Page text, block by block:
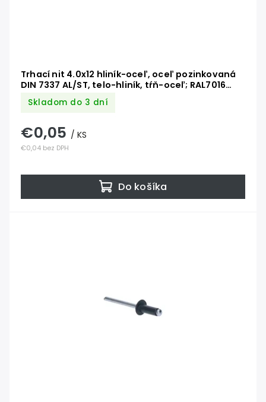
Trhací nit 4.0x12 hliník-oceľ, oceľ pozinkovaná
DIN 7337 AL/ST, telo-hliník, tŕň-oceľ; RAL7016
antracit
Skladom do 3 dní
€0,04 bez DPH
€0,05 / KS
Do košíka